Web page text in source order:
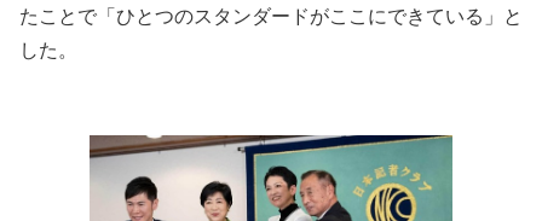
たことで「ひとつのスタンダードがここにできている」と
した。